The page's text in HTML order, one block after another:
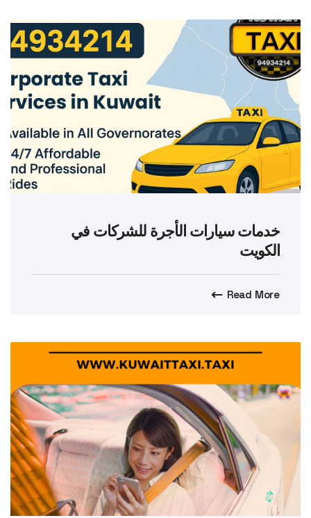
خدمات سيارات الأجرة للشركات في
الكويت
Read More